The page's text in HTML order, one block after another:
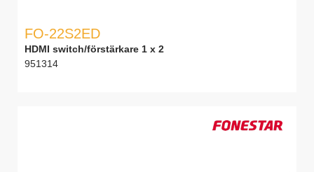
FO-22S2ED
HDMI switch/förstärkare 1 x 2
951314